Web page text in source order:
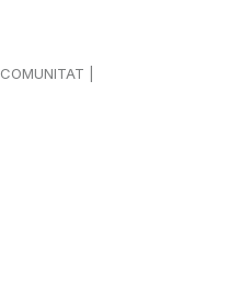
COMUNITAT